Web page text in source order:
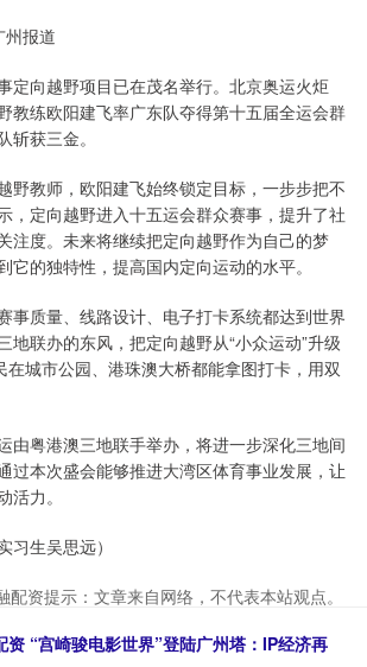
报道
定向越野项目已在茂名举行。北京奥运火炬
教练欧阳建飞率广东队夺得第十五届全运会群
斩获三金。
野教师，欧阳建飞始终锁定目标，一步步把不
，定向越野进入十五运会群众赛事，提升了社
注度。未来将继续把定向越野作为自己的梦
它的独特性，提高国内定向运动的水平。
事质量、线路设计、电子打卡系统都达到世界
地联办的东风，把定向越野从“小众运动”升级
在城市公园、港珠澳大桥都能拿图打卡，用双
由粤港澳三地联手举办，将进一步深化三地间
过本次盛会能够推进大湾区体育事业发展，让
活力。
习生吴思远）
配资提示：文章来自网络，不代表本站观点。
资 “宫崎骏电影世界”登陆广州塔：IP经济再